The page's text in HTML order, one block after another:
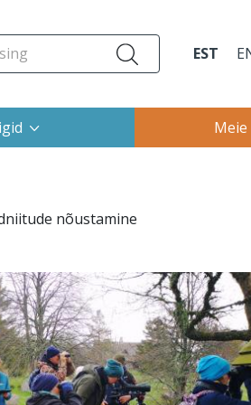
EST
nõustamine